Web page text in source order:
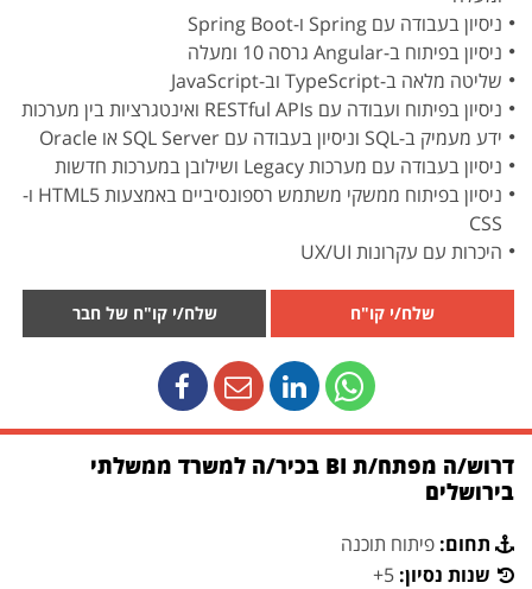
ניסיון בעבודה עם Spring ו-Spring Boot
ניסיון בפיתוח ב-Angular גרסה 10 ומעלה
שליטה מלאה ב-TypeScript וב-JavaScript
ניסיון בפיתוח ועבודה עם RESTful APIs ואינטגרציות בין מערכות
ידע מעמיק ב-SQL וניסיון בעבודה עם SQL Server או Oracle
ניסיון בעבודה עם מערכות Legacy ושילובן במערכות חדשות
ניסיון בפיתוח ממשקי משתמש רספונסיביים באמצעות HTML5 ו-
CSS
היכרות עם עקרונות UX/UI
שלח/י קו"ח שלח/י קו"ח של חבר
דרוש/ה מפתח/ת BI בכיר/ה למשרד ממשלתי
בירושלים
תחום: פיתוח תוכנה
שנות נסיון: 5+